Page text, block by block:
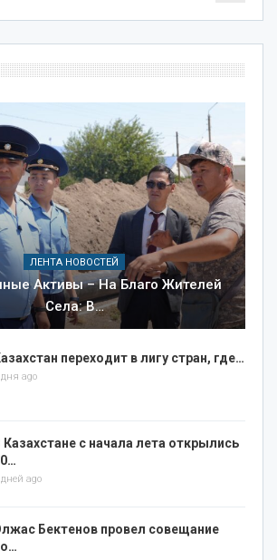
ЛЕНТА НОВОСТЕЙ
Активы – На Благо Жителей
Села: В…
переходит в лигу стран, где…
дня ago
Казахстане с начала лета открылись
дней ago
Бектенов провел совещание